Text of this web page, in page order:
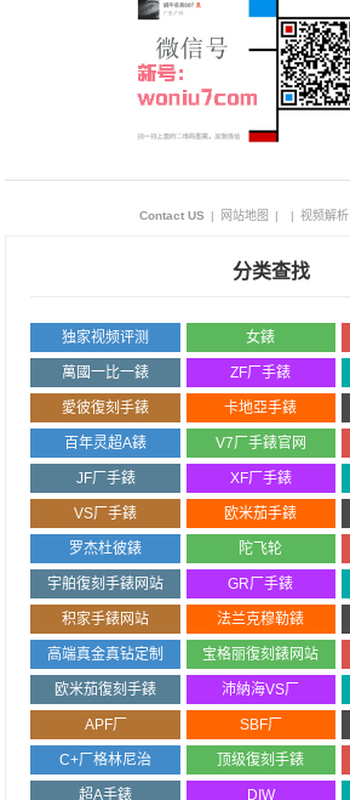
Contact US | 网站地图 | | 视频解析
分类查找
独家视频评测 女錶
萬國一比一錶 ZF厂手錶
愛彼復刻手錶 卡地亞手錶
百年灵超A錶 V7厂手錶官网
JF厂手錶 XF厂手錶
VS厂手錶 欧米茄手錶
罗杰杜彼錶 陀飞轮
宇舶復刻手錶网站 GR厂手錶
积家手錶网站 法兰克穆勒錶
高端真金真钻定制 宝格丽復刻錶网站
欧米茄復刻手錶 沛納海VS厂
APF厂 SBF厂
C+厂格林尼治 顶级復刻手錶
超A手錶 DIW